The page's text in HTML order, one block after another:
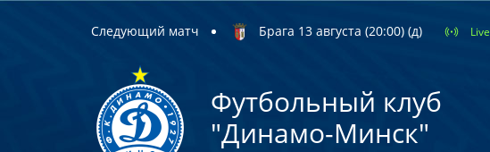
Следующий матч Брага 13 августа (20:00) (д) Live
Футбольный клуб
"Динамо-Минск"